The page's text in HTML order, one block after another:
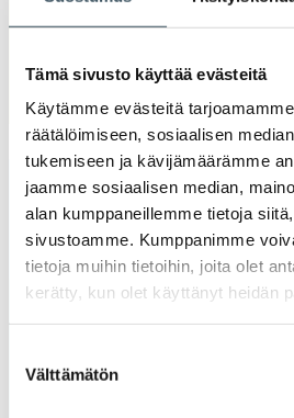
Tämä sivusto käyttää evästeitä
Käytämme evästeitä
räätälöimiseen, sosiaalisen
tukemiseen ja kävijämäärämme
jaamme sosiaalisen median,
alan kumppaneillemme tietoja
sivustoamme. Kumppanimme
tietoja muihin tietoihin, joita olet
kerätty, kun olet käyttänyt heidän
valinta
Välttämätön
Kaupan liiton
Kaupan liiton graafisen
yhteistyökumppaneitamme
käytössä.